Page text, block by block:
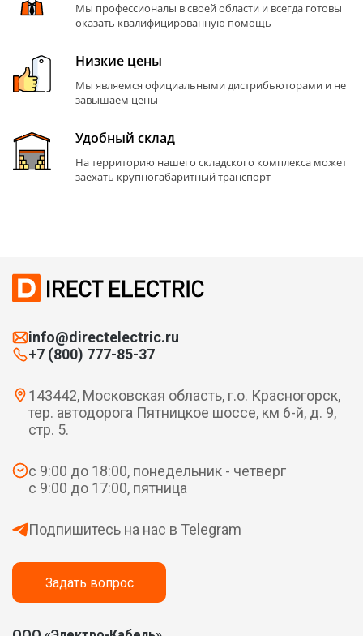
Мы профессионалы в своей области и всегда готовы
оказать квалифицированную помощь
Низкие цены
Мы являемся официальными дистрибьюторами и не
завышаем цены
Удобный склад
На территорию нашего складского комплекса может
заехать крупногабаритный транспорт
info@directelectric.ru
+7 (800) 777-85-37
143442, Московская область, г.о. Красногорск,
тер. автодорога Пятницкое шоссе, км 6-й, д. 9,
стр. 5.
с 9:00 до 18:00, понедельник - четверг
с 9:00 до 17:00, пятница
Подпишитесь на нас в Telegram
Задать вопрос